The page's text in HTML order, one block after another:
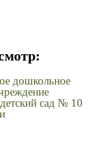
дошкольное
сад № 10